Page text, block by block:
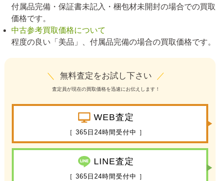
付属品完備・保証書未記入・梱包材未開封の場合での買取
価格です。
中古参考買取価格について
程度の良い「美品」、付属品完備の場合の買取価格です。
＼ 無料査定をお試し下さい ／
査定員が現在の買取価格を迅速にお伝えします！
WEB査定
［ 365日24時間受付中 ］
LINE査定
［ 365日24時間受付中 ］